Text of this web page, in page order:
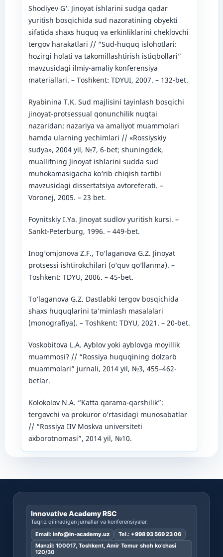
Shodiyev G‘. Jinoyat ishlarini sudga qadar
yuritish bosqichida sud nazoratining obyekti
sifatida shaxs huquq va erkinliklarini cheklovchi
tergov harakatlari // “Sud-huquq islohotlari:
hozirgi holati va takomillashtirish istiqbollari”
mavzusidagi ilmiy-amaliy konferensiya
materiallari. – Toshkent: TDYUI, 2007. – 132-bet.
Ryabinina T.K. Sud majlisini tayinlash bosqichi
jinoyat-protsessual qonunchilik nuqtai
nazaridan: nazariya va amaliyot muammolari
hamda ularning yechimlari // «Rossiyskiy
sudya», 2004 yil, №7, 6-bet; shuningdek,
muallifning Jinoyat ishlarini sudda sud
muhokamasigacha ko‘rib chiqish tartibi
mavzusidagi dissertatsiya avtoreferati. –
Voronej, 2005. – 23 bet.
Foynitskiy I.Ya. Jinoyat sudlov yuritish kursi. –
Sankt-Peterburg, 1996. – 449-bet.
Inog‘omjonova Z.F., To‘laganova G.Z. Jinoyat
protsessi ishtirokchilari (o‘quv qo‘llanma). –
Toshkent: TDYU, 2006. – 45-bet.
To‘laganova G.Z. Dastlabki tergov bosqichida
shaxs huquqlarini ta’minlash masalalari
(monografiya). – Toshkent: TDYU, 2021. – 20-bet.
Voskobitova L.A. Ayblov yoki ayblovga moyillik
muammosi? // “Rossiya huquqining dolzarb
muammolari” jurnali, 2014 yil, №3, 455–462-
betlar.
Kolokolov N.A. “Katta qarama-qarshilik”:
tergovchi va prokuror o‘rtasidagi munosabatlar
// “Rossiya IIV Moskva universiteti
axborotnomasi”, 2014 yil, №10.
Innovative Academy RSC
Taqriz qilinadigan jurnallar va konferensiyalar.
Email: info@in-academy.uz Tel.: +998 93 569 23 06
Manzil: 100017, Toshkent, Amir Temur shoh ko’chasi
120/30